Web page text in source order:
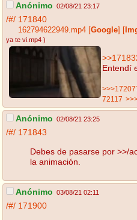
Anónimo 02/08/21 23:17
/#/ 171840
162794622949.mp4 Google
ya te vi.mp4 )
Entendí
72117
Anónimo 02/08/21 23:25
/#/ 171843
Debes de pasarse por >>/
la animación.
Anónimo 03/08/21 02:11
/#/ 171900